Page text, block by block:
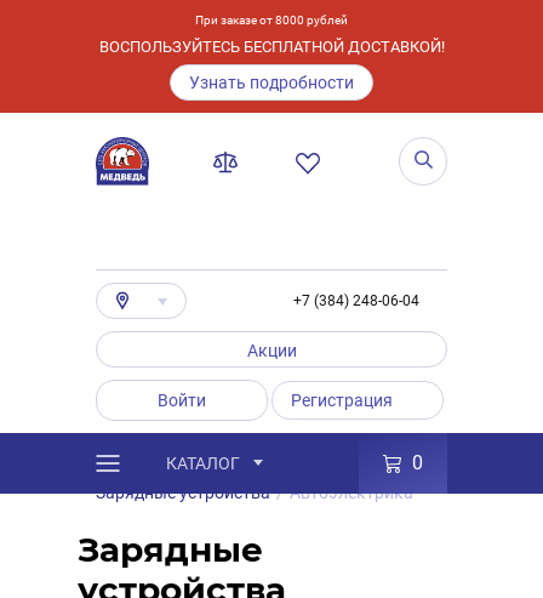
При заказе от 8000 рублей
ВОСПОЛЬЗУЙТЕСЬ БЕСПЛАТНОЙ ДОСТАВКОЙ!
Узнать подробности
+7 (384) 248-06-04
Акции
Войти Регистрация
КАТАЛОГ 0
Каталог / Товары Аксессуары
/
Зарядные устройства / Автоэлектрика
Зарядные
устройства